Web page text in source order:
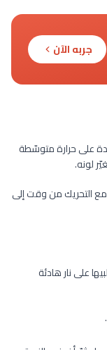
جربه الآن
على حرارة متوسّطة
لونه.
مع التحريك من وقت إلى
على نار هادئة